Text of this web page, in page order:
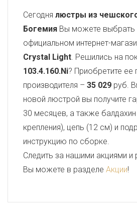
Сегодня люстры из
Богемия Вы можете выбрать
официальном интернет-
Crystal Light. Решились на
103.4.160.Ni? Приобретите ее
производителя – 35 029 руб.
новой люстрой вы получите
30 месяцев, а также
крепления), цепь (12 см) и
инструкцию по сборке.
Следить за нашими акциями
Вы можете в разделе Акции!